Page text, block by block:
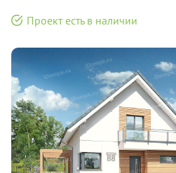
Проект есть в наличии